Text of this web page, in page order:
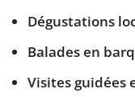
Dégustations
Balades en
Visites guidées